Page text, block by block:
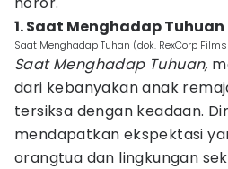
1. Saat Menghadap Tuhuan
Saat Menghadap Tuhan (dok. RexCorp
Saat Menghadap Tuhuan,
dari kebanyakan anak
tersiksa dengan keadaan.
mendapatkan ekspektasi
orangtua dan lingkungan